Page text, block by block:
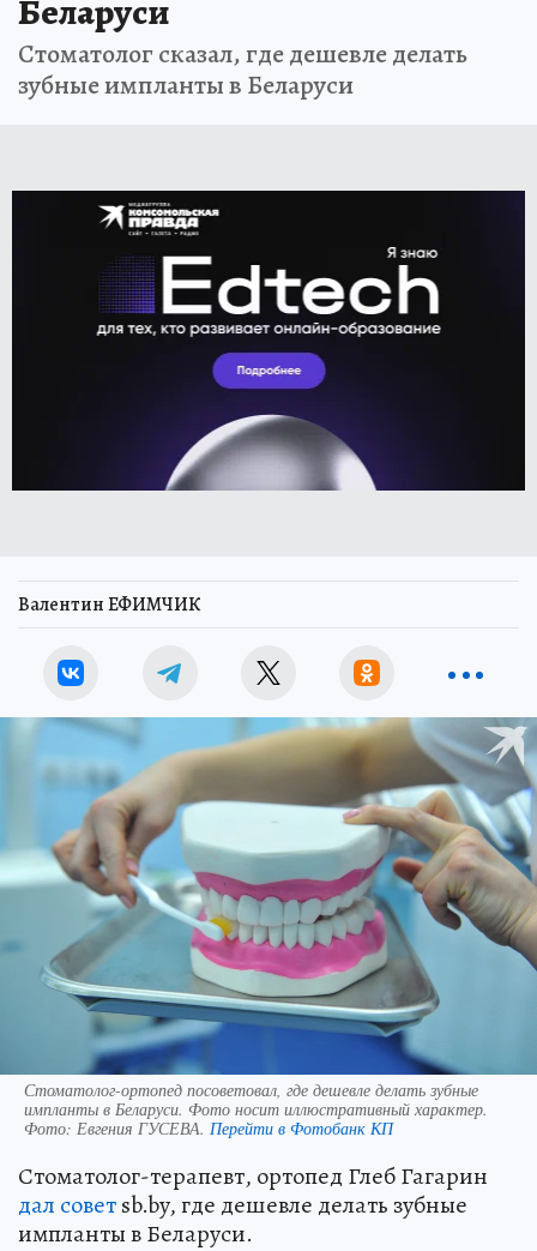
Беларуси
Стоматолог сказал, где дешевле делать
зубные импланты в Беларуси
Валентин ЕФИМЧИК
Стоматолог-ортопед посоветовал, где дешевле делать зубные
импланты в Беларуси. Фото носит иллюстративный характер.
Фото: Евгения ГУСЕВА. Перейти в Фотобанк КП
Стоматолог-терапевт, ортопед Глеб Гагарин
дал советsb.by, где дешевле делать зубные
импланты в Беларуси.